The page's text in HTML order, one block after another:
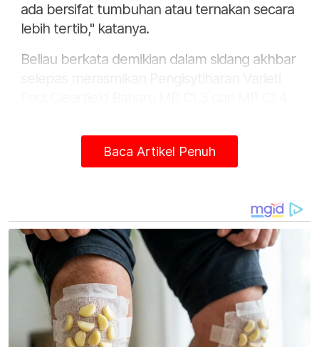
ada bersifat tumbuhan atau ternakan secara
lebih tertib," katanya.
Beliau berkata demikian dalam sidang akhbar
Services Sdn Bhd Seberang Perak di sini
majlis berkenaan ialah mewujudkan sistem
repositori atau pusat penyimpanan rasmi
bagi semua jenis benih pertanian dan
ternakan tempatan.
Baca Artikel Penuh